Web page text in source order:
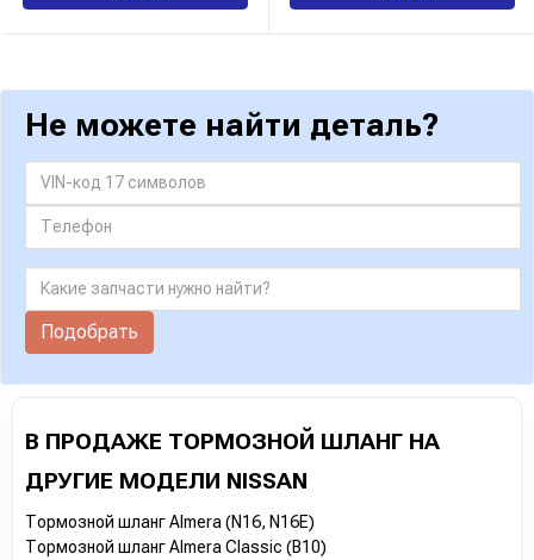
Не можете найти деталь?
Подобрать
В ПРОДАЖЕ ТОРМОЗНОЙ ШЛАНГ НА
ДРУГИЕ МОДЕЛИ NISSAN
Тормозной шланг Almera (N16, N16E)
Тормозной шланг Almera Classic (B10)